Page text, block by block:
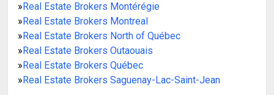
» Real Estate Brokers Montérégie
» Real Estate Brokers Montreal
» Real Estate Brokers North of Québec
» Real Estate Brokers Outaouais
» Real Estate Brokers Québec
» Real Estate Brokers Saguenay-Lac-Saint-Jean